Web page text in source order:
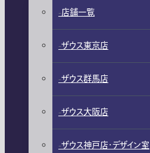
店舗一覧
ザウス東京店
ザウス群馬店
ザウス大阪店
ザウス神戸店・デザイン室